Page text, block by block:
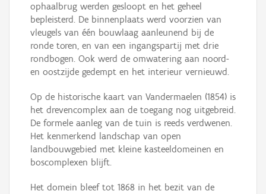
ophaalbrug werden gesloopt en het geheel
bepleisterd. De binnenplaats werd voorzien van
vleugels van één bouwlaag aanleunend bij de
ronde toren, en van een ingangspartij met drie
rondbogen. Ook werd de omwatering aan noord-
en oostzijde gedempt en het interieur vernieuwd.
Op de historische kaart van Vandermaelen (1854) is
het drevencomplex aan de toegang nog uitgebreid.
De formele aanleg van de tuin is reeds verdwenen.
Het kenmerkend landschap van open
landbouwgebied met kleine kasteeldomeinen en
boscomplexen blijft.
Het domein bleef tot 1868 in het bezit van de